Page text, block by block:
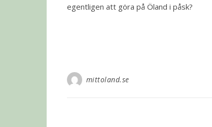
egentligen att göra på Öland i påsk?
mittoland.se